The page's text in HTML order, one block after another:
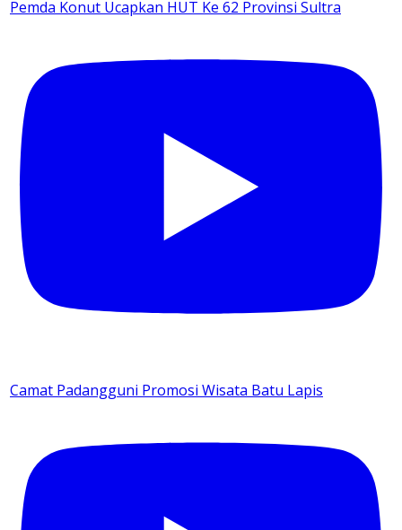
Pemda Konut Ucapkan HUT Ke 62 Provinsi Sultra
Camat Padangguni Promosi Wisata Batu Lapis